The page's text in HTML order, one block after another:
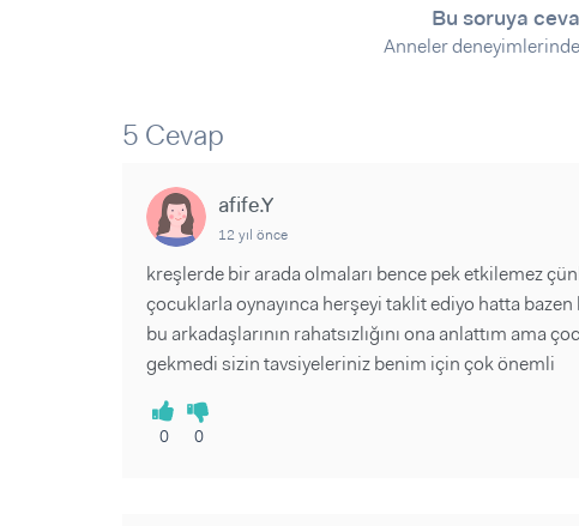
Makaleler
Makaleler
EğlenceBu soruya
Anneler
5 Cevap
afife.Y
12 yıl önce
kreşlerde bir arada olmaları bence pek etkilemez
çocuklarla oynayınca herşeyi taklit ediyo hatta
bu arkadaşlarının rahatsızlığını ona anlattım ama
gekmedi sizin tavsiyeleriniz benim için çok önemli
0 0